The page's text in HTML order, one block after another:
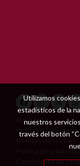
Aviso legal
Política de cookies
Política de privacidad
Condiciones de
Utilizamos
estadísticos de la
nuestros
través del botón